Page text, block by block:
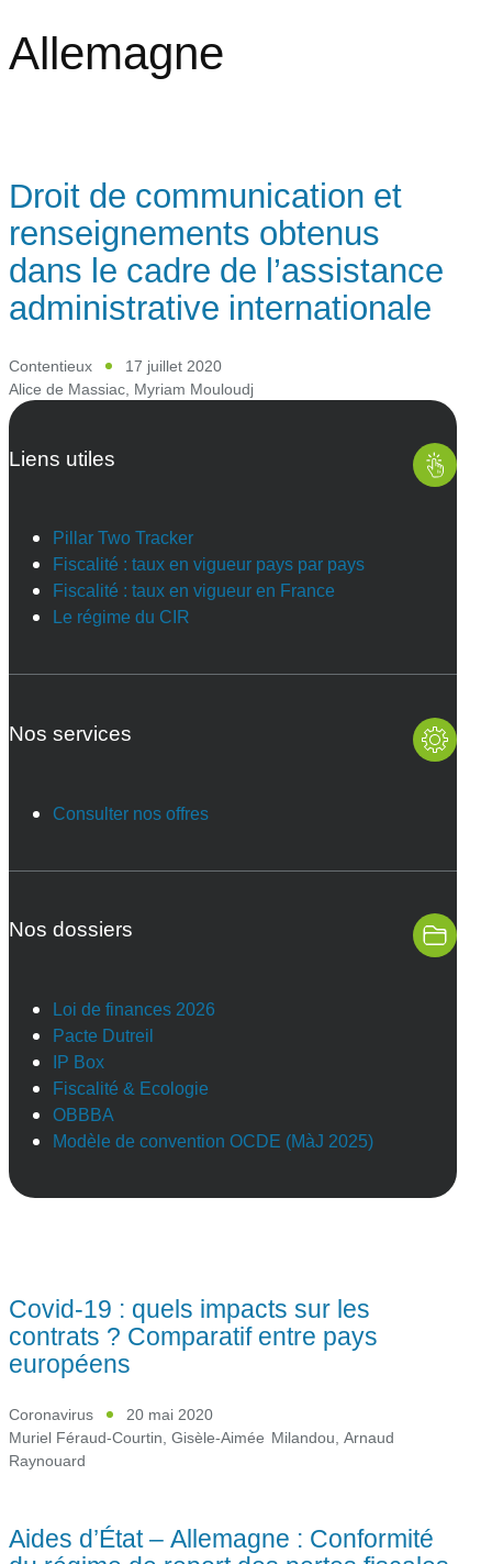
Allemagne
Droit de communication et
renseignements obtenus
dans le cadre de l’assistance
administrative internationale
Contentieux
17 juillet 2020
Alice de Massiac, Myriam Mouloudj
Liens utiles
Pillar Two Tracker
Fiscalité : taux en vigueur pays par pays
Fiscalité : taux en vigueur en France
Le régime du CIR
Nos services
Consulter nos offres
Nos dossiers
Loi de finances 2026
Pacte Dutreil
IP Box
Fiscalité & Ecologie
OBBBA
Modèle de convention OCDE (MàJ 2025)
Covid-19 : quels impacts sur les
contrats ? Comparatif entre pays
européens
Coronavirus
20 mai 2020
Muriel Féraud-Courtin, Gisèle-Aimée Milandou, Arnaud
Raynouard
Aides d’État – Allemagne : Conformité